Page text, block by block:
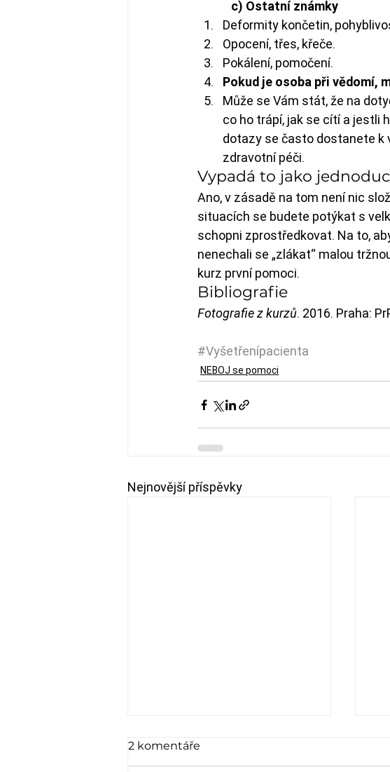
c) Ostatní známky
Deformity končetin,
Opocení, třes, křeče.
Pokálení, pomočení.
Pokud je osoba při vědomí,
Může se Vám stát, že na
co ho trápí, jak se cítí a jestli
dotazy se často dostanete k
zdravotní péči.
Vypadá to jako
Ano, v zásadě na tom není nic
situacích se budete potýkat s
schopni zprostředkovat. Na to,
nenechali se „zlákat“ malou
kurz první pomoci.
Bibliografie
Fotografie z kurzů. 2016. Praha:
#Vyšetřenípacienta
NEBOJ se pomoci
Nejnovější příspěvky
2 komentáře